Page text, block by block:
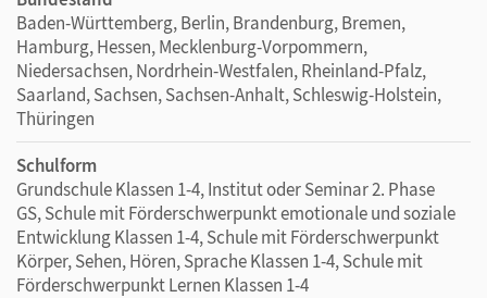
Baden-Württemberg, Berlin, Brandenburg, Bremen,
Hamburg, Hessen, Mecklenburg-Vorpommern,
Niedersachsen, Nordrhein-Westfalen, Rheinland-Pfalz,
Saarland, Sachsen, Sachsen-Anhalt, Schleswig-Holstein,
Thüringen
Schulform
Grundschule Klassen 1-4, Institut oder Seminar 2. Phase
GS, Schule mit Förderschwerpunkt emotionale und soziale
Entwicklung Klassen 1-4, Schule mit Förderschwerpunkt
Körper, Sehen, Hören, Sprache Klassen 1-4, Schule mit
Förderschwerpunkt Lernen Klassen 1-4